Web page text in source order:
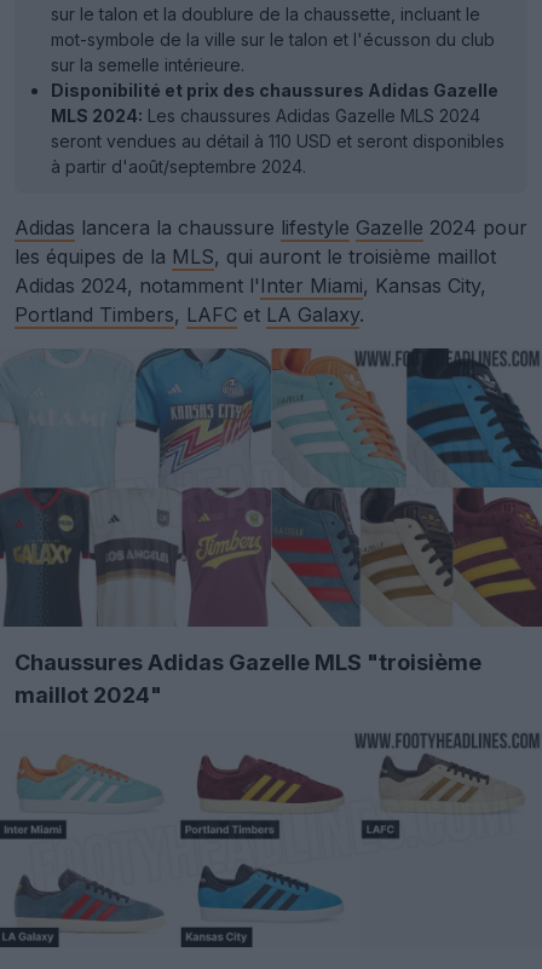
sur le talon et la doublure de la chaussette, incluant le
mot-symbole de la ville sur le talon et l'écusson du club
sur la semelle intérieure.
Disponibilité et prix des chaussures Adidas Gazelle
MLS 2024: Les chaussures Adidas Gazelle MLS 2024
seront vendues au détail à 110 USD et seront disponibles
à partir d'août/septembre 2024.
Adidas lancera la chaussure lifestyle Gazelle 2024 pour
les équipes de la MLS, qui auront le troisième maillot
Adidas 2024, notamment l' Inter Miami, Kansas City,
Portland Timbers, LAFC et LA Galaxy.
Chaussures Adidas Gazelle MLS "troisième
maillot 2024"